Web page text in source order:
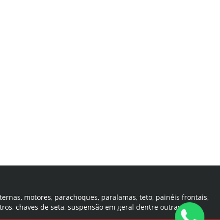
motores, parachoques, paralamas, teto, painéis frontais,
chaves de seta, suspensão em geral dentre outras.